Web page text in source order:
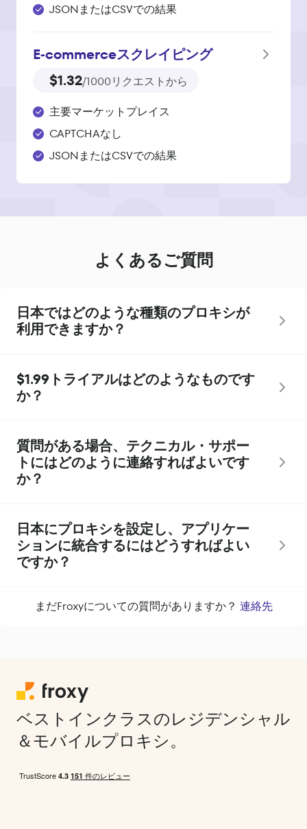
JSONまたはCSVでの結果
E‑commerceスクレイピング
$1.32/1000リクエストから
主要マーケットプレイス
CAPTCHAなし
JSONまたはCSVでの結果
よくあるご質問
日本ではどのような種類のプロキシが
利用できますか？
$1.99トライアルはどのようなものです
か？
質問がある場合、テクニカル・サポー
トにはどのように連絡すればよいです
か？
日本にプロキシを設定し、アプリケー
ションに統合するにはどうすればよい
ですか？
まだFroxyについての質問がありますか？ 連絡先
ベストインクラスのレジデンシャル
＆モバイルプロキシ。